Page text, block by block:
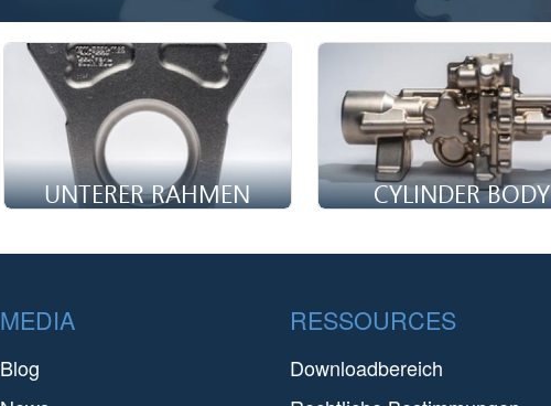
UNTERER RAHMEN
Hauptfunktionen. Erstens ermöglicht
es sicheres Starten und Landen und
CYLINDER BODY
proper functioning of the
used in flight control
MEDIA
Blog
RESSOURCES
Downloadbereich